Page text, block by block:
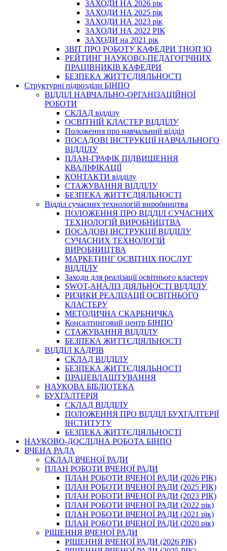
ЗАХОДИ НА 2026 рік
ЗАХОДИ НА 2025 рік
ЗАХОДИ НА 2023 рік
ЗАХОДИ НА 2022 РІК
ЗАХОДИ на 2021 рік
3BIT ПРО РОБОТУ КАФЕДРИ ТНОП ІО
РЕЙТИНГ НАУКОВО-ПЕДАГОГІЧНИХ
ПРАЦІВНИКІВ КАФЕДРИ
БЕЗПЕКА ЖИТТЄДІЯЛЬНОСТІ
Структурні підрозділи БІНПО
ВІДДІЛ НАВЧАЛЬНО-ОРГАНІЗАЦІЙНОЇ
РОБОТИ
СКЛАД відділу
ОСВІТНІЙ КЛАСТЕР ВІДДІЛУ
Положення про навчальний вiддiл
ПОСАДОВІ ІНСТРУКЦІЇ НАВЧАЛЬНОГО
ВІДДІЛУ
ПЛАН-ГРАФІК ПІДВИЩЕННЯ
КВАЛІФІКАЦІЇ
КОНТАКТИ відділу
СТАЖУВАННЯ ВІДДІЛУ
БЕЗПЕКА ЖИТТЄДІЯЛЬНОСТІ
Відділ сучасних технологій виробництва
ПОЛОЖЕННЯ ПРО ВІДДІЛ СУЧАСНИХ
ТЕХНОЛОГІЙ ВИРОБНИЦТВА
ПОСАДОВІ ІНСТРУКЦІЇ ВІДДІЛУ
СУЧАСНИХ ТЕХНОЛОГІЙ
ВИРОБНИЦТВА
МАРКЕТИНГ ОСВІТНІХ ПОСЛУГ
ВІДДІЛУ
Заходи для реалізації освітнього кластеру
SWOT-АНАЛІЗ ДІЯЛЬНОСТІ ВІДДІЛУ
РИЗИКИ РЕАЛІЗАЦІЇ ОСВІТНЬОГО
КЛАСТЕРУ
МЕТОДИЧНА СКАРБНИЧКА
Консалтинговий центр БІНПО
СТАЖУВАННЯ ВІДДІЛУ
БЕЗПЕКА ЖИТТЄДІЯЛЬНОСТІ
ВІДДІЛ КАДРІВ
СКЛАД ВІДДІЛУ
БЕЗПЕКА ЖИТТЄДІЯЛЬНОСТІ
ПРАЦЕВЛАШТУВАННЯ
НАУКОВА БІБЛІОТЕКА
БУХГАЛТЕРІЯ
СКЛАД ВІДДІЛУ
ПОЛОЖЕННЯ ПРО ВІДДІЛ БУХГАЛТЕРІЇ
ІНСТИТУТУ
БЕЗПЕКА ЖИТТЄДІЯЛЬНОСТІ
НАУКОВО-ДОСЛІДНА РОБОТА БІНПО
ВЧЕНА РАДА
СКЛАД ВЧЕНОЇ РАДИ
ПЛАН РОБОТИ ВЧЕНОЇ РАДИ
ПЛАН РОБОТИ ВЧЕНОЇ РАДИ (2026 РІК)
ПЛАН РОБОТИ ВЧЕНОЇ РАДИ (2025 РІК)
ПЛАН РОБОТИ ВЧЕНОЇ РАДИ (2023 РІК)
ПЛАН РОБОТИ ВЧЕНОЇ РАДИ (2022 рік)
ПЛАН РОБОТИ ВЧЕНОЇ РАДИ (2021 рік)
ПЛАН РОБОТИ ВЧЕНОЇ РАДИ (2020 рік)
РІШЕННЯ ВЧЕНОЇ РАДИ
РІШЕННЯ ВЧЕНОЇ РАДИ (2026 РІК)